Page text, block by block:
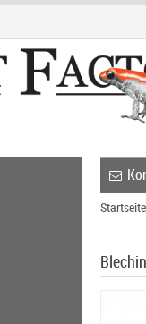
Startseite